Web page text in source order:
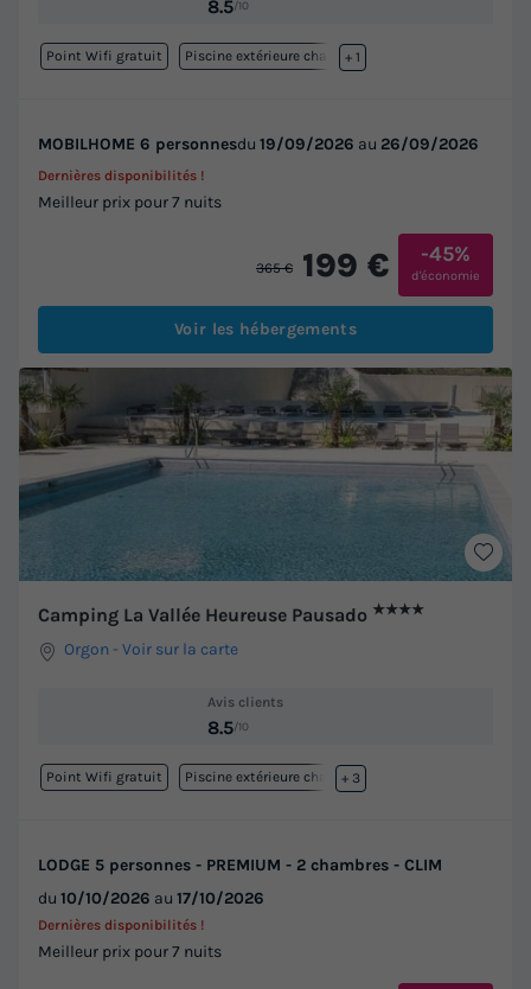
8.5/10
Point Wifi gratuit Piscine extérieure chauffée
+ 1
MOBILHOME 6 personnesdu 19/09/2026 au 26/09/2026
Meilleur prix pour 7 nuits
Dernières disponibilités !
365 € 199 € -45%
d'économie
Voir les hébergements
Camping La Vallée Heureuse Pausado ★★★★
Orgon -Voir sur la carte
Avis clients
8.5/10
Point Wifi gratuit Piscine extérieure chauffée
+ 3
LODGE 5 personnes - PREMIUM - 2 chambres - CLIM
du 10/10/2026 au 17/10/2026
Meilleur prix pour 7 nuits
Dernières disponibilités !